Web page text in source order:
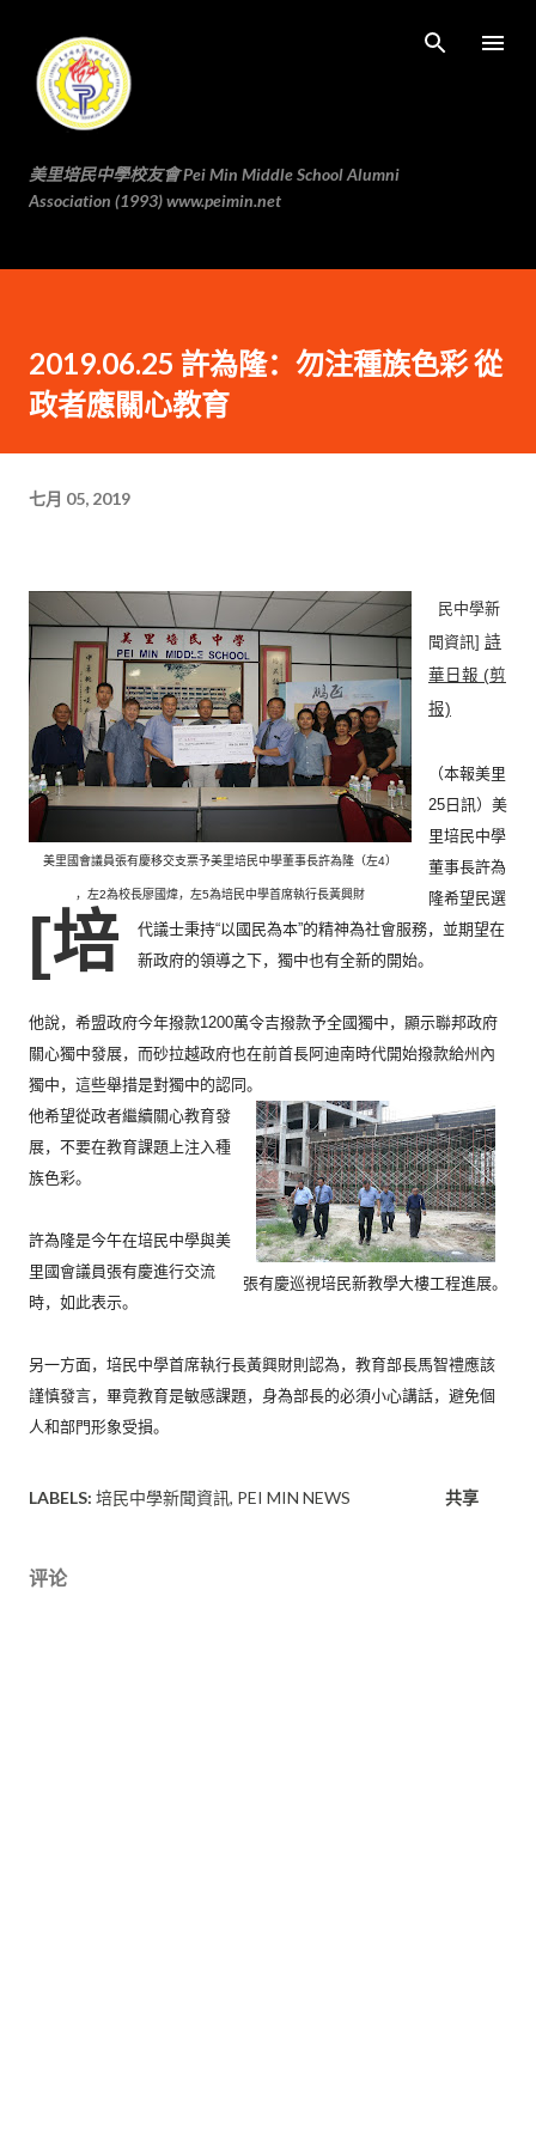
美里培民中學校友會 Pei Min Middle School Alumni
Association (1993) www.peimin.net
2019.06.25 許為隆：勿注種族色彩 從
政者應關心教育
七月 05, 2019
美里國會議員張有慶移交支票予美里培民中學董事長許為隆（左4）
，左2為校長廖國煒，左5為培民中學首席執行長黃興財
[培
民中學新
聞資訊] 詩
華日報 (剪
报)
（本報美里
25日訊） 美
里培民中學
董事長許為
隆希望民選
代議士秉持“以國民為本”的精神為社會服務，並期望在
新政府的領導之下， 獨中也有全新的開始。
他說，希盟政府今年撥款1200萬令吉撥款予全國獨中， 顯示聯邦政府
關心獨中發展， 而砂拉越政府也在前首長阿迪南時代開始撥款給州內
獨中， 這些舉措是對獨中的認同。
張有慶巡視培民新教學大樓工程進展。
他希望從政者繼續關心教育發
展，不要在教育課題上注入種
族色彩。
許為隆是今午在培民中學與美
里國會議員張有慶進行交流
時， 如此表示。
另一方面，培民中學首席執行長黃興財則認為， 教育部長馬智禮應該
謹慎發言，畢竟教育是敏感課題， 身為部長的必須小心講話，避免個
人和部門形象受損。
LABELS: 培民中學新聞資訊 PEI MIN NEWS 共享
评论